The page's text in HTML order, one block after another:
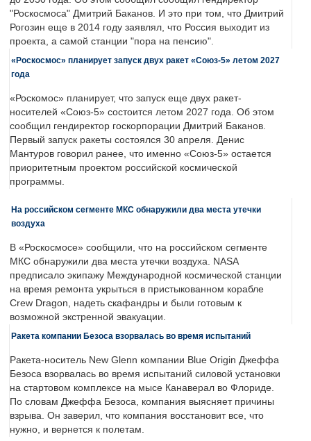
"Роскосмоса" Дмитрий Баканов. И это при том, что Дмитрий
Рогозин еще в 2014 году заявлял, что Россия выходит из
проекта, а самой станции "пора на пенсию".
«Роскосмос» планирует запуск двух ракет «Союз-5» летом 2027
года
«Роскомос» планирует, что запуск еще двух ракет-
носителей «Союз-5» состоится летом 2027 года. Об этом
сообщил гендиректор госкорпорации Дмитрий Баканов.
Первый запуск ракеты состоялся 30 апреля. Денис
Мантуров говорил ранее, что именно «Союз-5» остается
приоритетным проектом российской космической
программы.
На российском сегменте МКС обнаружили два места утечки
воздуха
В «Роскосмосе» сообщили, что на российском сегменте
МКС обнаружили два места утечки воздуха. NASA
предписало экипажу Международной космической станции
на время ремонта укрыться в пристыкованном корабле
Crew Dragon, надеть скафандры и были готовым к
возможной экстренной эвакуации.
Ракета компании Безоса взорвалась во время испытаний
Ракета-носитель New Glenn компании Blue Origin Джеффа
Безоса взорвалась во время испытаний силовой установки
на стартовом комплексе на мысе Канаверал во Флориде.
По словам Джеффа Безоса, компания выясняет причины
взрыва. Он заверил, что компания восстановит все, что
нужно, и вернется к полетам.